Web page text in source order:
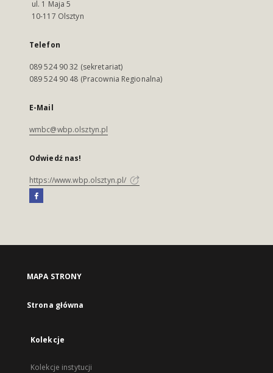
ul. 1 Maja 5
10-117 Olsztyn
Telefon
089 524 90 32 (sekretariat)
089 524 90 48 (Pracownia Regionalna)
E-Mail
wmbc@wbp.olsztyn.pl
Odwiedź nas!
https://www.wbp.olsztyn.pl/
MAPA STRONY
Strona główna
Kolekcje
Kolekcje instytucji